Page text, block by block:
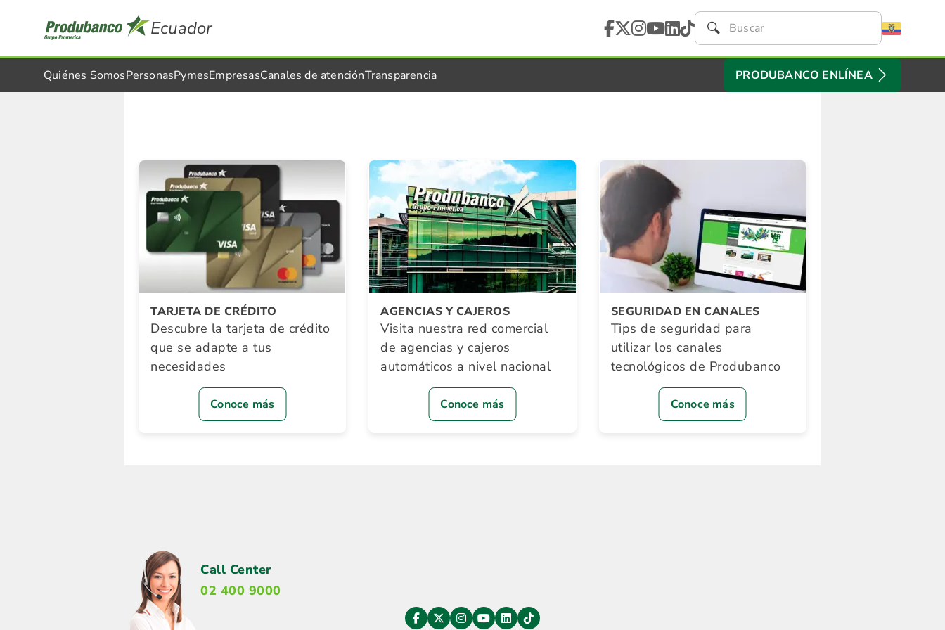
Ecuador
Quiénes SomosPersonasPymesEmpresasCanales de atenciónTransparencia PRODUBANCO ENLÍNEA
TARJETA DE CRÉDITO
Descubre la tarjeta de crédito
que se adapte a tus
necesidades
Conoce más
AGENCIAS Y CAJEROS
Visita nuestra red comercial
de agencias y cajeros
automáticos a nivel nacional
Conoce más
SEGURIDAD EN CANALES
Tips de seguridad para
utilizar los canales
tecnológicos de Produbanco
Conoce más
Call Center
02 400 9000